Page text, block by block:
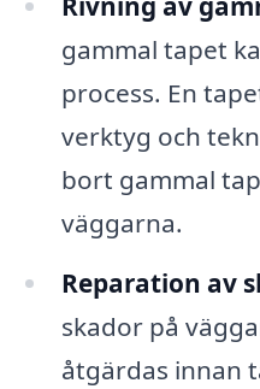
gammal tapet
process. En
verktyg och
bort gammal
väggarna.
Reparation av
skador på
åtgärdas innan